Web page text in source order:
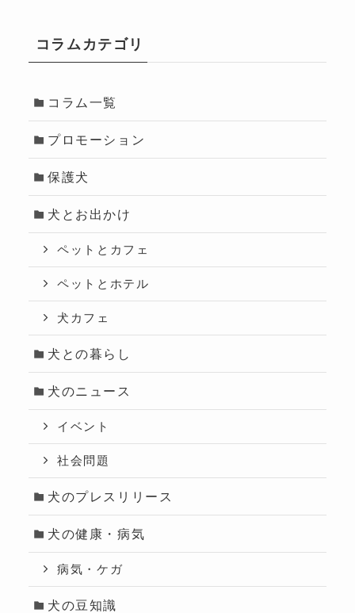
コラムカテゴリ
コラム一覧
プロモーション
保護犬
犬とお出かけ
ペットとカフェ
ペットとホテル
犬カフェ
犬との暮らし
犬のニュース
イベント
社会問題
犬のプレスリリース
犬の健康・病気
病気・ケガ
犬の豆知識